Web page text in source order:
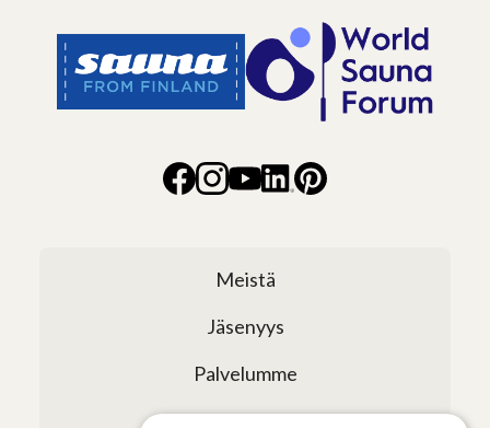
Meistä
Jäsenyys
Palvelumme
Verkostomme